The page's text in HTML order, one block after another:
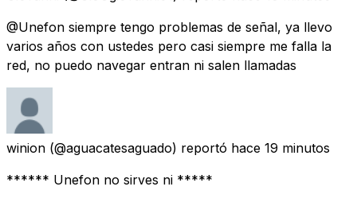
@Unefon siempre tengo problemas de señal, ya llevo
varios años con ustedes pero casi siempre me falla la
red, no puedo navegar entran ni salen llamadas
winion (@aguacatesaguado) reportó hace 19 minutos
****** Unefon no sirves ni *****